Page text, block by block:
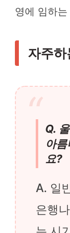
영에 임하
자주
Q.
아
요?
A. 일
은행